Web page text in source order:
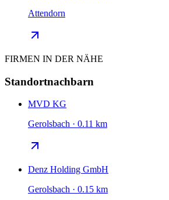
Attendorn
FIRMEN IN DER NÄHE
Standortnachbarn
MVD KG
Gerolsbach · 0.11 km
Denz Holding GmbH
Gerolsbach · 0.15 km